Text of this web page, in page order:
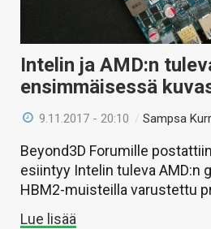
Intelin ja AMD:n
ensimmäisessä
9.11.2017 - 20:10 /Sampsa
Beyond3D Forumille
esiintyy Intelin tuleva AMD:n
HBM2-muisteilla varustettu
Lue lisää